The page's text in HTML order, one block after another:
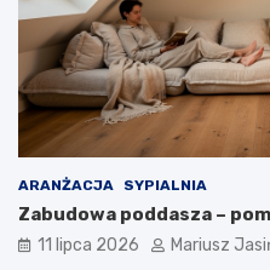
ARANŻACJA SYPIALNIA
Zabudowa poddasza –
11 lipca 2026 Mariusz